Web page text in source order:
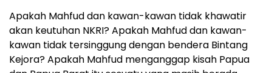
Apakah Mahfud dan kawan-kawan tidak khawatir
akan keutuhan NKRI? Apakah Mahfud dan kawan-
kawan tidak tersinggung dengan bendera Bintang
Kejora? Apakah Mahfud menganggap kisah Papua